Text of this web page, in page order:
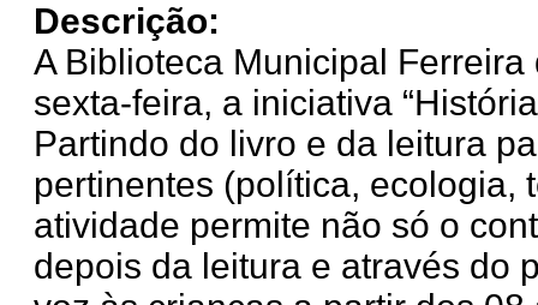
Descrição:
A Biblioteca Municipal
sexta-feira, a iniciativa
Partindo do livro e da leitura
pertinentes (política, ecologia,
atividade permite não só o
depois da leitura e através do